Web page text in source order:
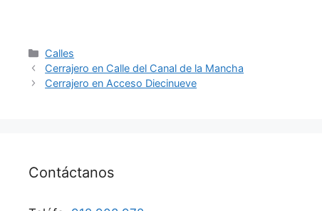
Calles
Cerrajero en Calle del Canal de la Mancha
Cerrajero en Acceso Diecinueve
Contáctanos